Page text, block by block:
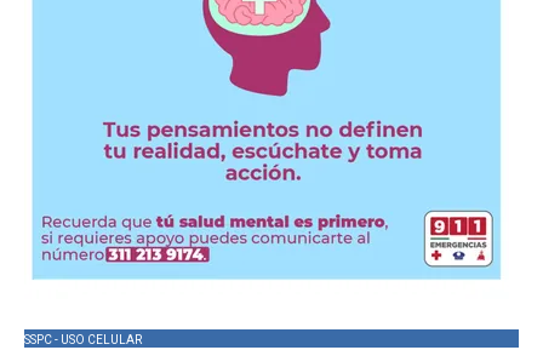
SSPC - USO CELULAR